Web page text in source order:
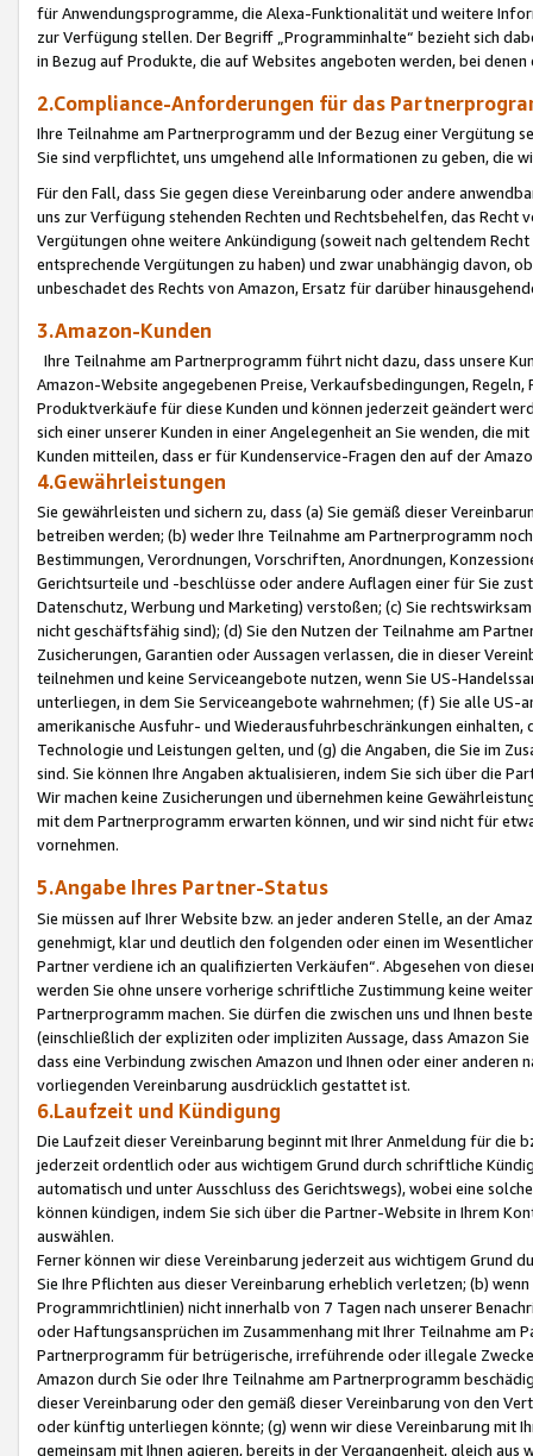
für Anwendungsprogramme, die Alexa-Funktionalität und weitere
zur Verfügung stellen. Der Begriff „Programminhalte“ bezieht sich
in Bezug auf Produkte, die auf Websites angeboten werden, bei
2.Compliance-Anforderungen für das
Ihre Teilnahme am Partnerprogramm und der Bezug einer Vergütung
Sie sind verpflichtet, uns umgehend alle Informationen zu geben, die
Für den Fall, dass Sie gegen diese Vereinbarung oder andere
uns zur Verfügung stehenden Rechten und Rechtsbehelfen, das
Vergütungen ohne weitere Ankündigung (soweit nach geltendem
entsprechende Vergütungen zu haben) und zwar unabhängig davon,
unbeschadet des Rechts von Amazon, Ersatz für darüber
3.Amazon-Kunden
Ihre Teilnahme am Partnerprogramm führt nicht dazu, dass unsere
Amazon-Website angegebenen Preise, Verkaufsbedingungen,
Produktverkäufe für diese Kunden und können jederzeit geändert
sich einer unserer Kunden in einer Angelegenheit an Sie wenden, die
Kunden mitteilen, dass er für Kundenservice-Fragen den auf der
4.Gewährleistungen
Sie gewährleisten und sichern zu, dass (a) Sie gemäß dieser
betreiben werden; (b) weder Ihre Teilnahme am Partnerprogramm
Bestimmungen, Verordnungen, Vorschriften, Anordnungen,
Gerichtsurteile und -beschlüsse oder andere Auflagen einer für Sie
Datenschutz, Werbung und Marketing) verstoßen; (c) Sie
nicht geschäftsfähig sind); (d) Sie den Nutzen der Teilnahme am
Zusicherungen, Garantien oder Aussagen verlassen, die in dieser
teilnehmen und keine Serviceangebote nutzen, wenn Sie US-
unterliegen, in dem Sie Serviceangebote wahrnehmen; (f) Sie alle
amerikanische Ausfuhr- und Wiederausfuhrbeschränkungen
Technologie und Leistungen gelten, und (g) die Angaben, die Sie im
sind. Sie können Ihre Angaben aktualisieren, indem Sie sich über die
Wir machen keine Zusicherungen und übernehmen keine
mit dem Partnerprogramm erwarten können, und wir sind nicht für
vornehmen.
5.Angabe Ihres Partner-Status
Sie müssen auf Ihrer Website bzw. an jeder anderen Stelle, an der
genehmigt, klar und deutlich den folgenden oder einen im
Partner verdiene ich an qualifizierten Verkäufen“. Abgesehen von
werden Sie ohne unsere vorherige schriftliche Zustimmung keine
Partnerprogramm machen. Sie dürfen die zwischen uns und Ihnen
(einschließlich der expliziten oder impliziten Aussage, dass Amazon
dass eine Verbindung zwischen Amazon und Ihnen oder einer
vorliegenden Vereinbarung ausdrücklich gestattet ist.
6.Laufzeit und Kündigung
Die Laufzeit dieser Vereinbarung beginnt mit Ihrer Anmeldung für die
jederzeit ordentlich oder aus wichtigem Grund durch schriftliche
automatisch und unter Ausschluss des Gerichtswegs), wobei eine
können kündigen, indem Sie sich über die Partner-Website in Ihrem
auswählen.
Ferner können wir diese Vereinbarung jederzeit aus wichtigem Grund
Sie Ihre Pflichten aus dieser Vereinbarung erheblich verletzen; (b)
Programmrichtlinien) nicht innerhalb von 7 Tagen nach unserer
oder Haftungsansprüchen im Zusammenhang mit Ihrer Teilnahme am
Partnerprogramm für betrügerische, irreführende oder illegale
Amazon durch Sie oder Ihre Teilnahme am Partnerprogramm
dieser Vereinbarung oder den gemäß dieser Vereinbarung von den
oder künftig unterliegen könnte; (g) wenn wir diese Vereinbarung mit
gemeinsam mit Ihnen agieren, bereits in der Vergangenheit, gleich